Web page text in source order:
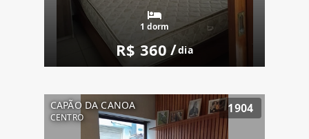
1 dorm
R$ 360 /dia
CAPÃO DA CANOA
CENTRO
1904